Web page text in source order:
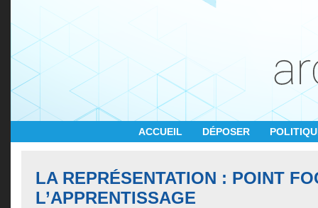
ACCUEIL DÉPOSER
LA REPRÉSENTATION : POINT
L’APPRENTISSAGE